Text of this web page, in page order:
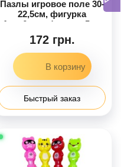
Пазлы игровое поле 30-
22,5см, фигурка
1шт-6дет., фигуры 5шт
по 2дет, фигуры в коле
8шт, микс видов
(животные, динозавры,
транспорт, морские
обитатели), в п/е, 30-
22,5-1см /40/
172 грн.
Быстрый заказ